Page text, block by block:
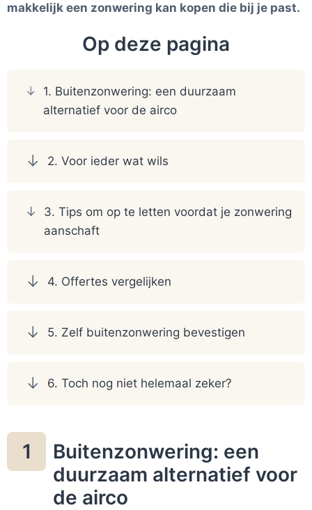
makkelijk een zonwering kan kopen die bij je past.
Op deze pagina
1. Buitenzonwering: een duurzaam
alternatief voor de airco
2. Voor ieder wat wils
3. Tips om op te letten voordat je zonwering
aanschaft
4. Offertes vergelijken
5. Zelf buitenzonwering bevestigen
6. Toch nog niet helemaal zeker?
1
Buitenzonwering: een
duurzaam alternatief voor
de airco